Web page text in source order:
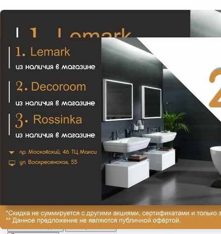
MONTECARLO Полотенцедержатель, L30 см,
10 920₽
В закладки
Сравнить